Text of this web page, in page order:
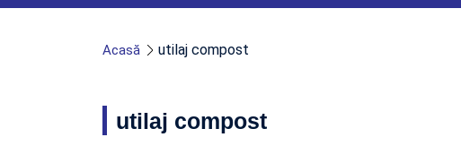
Acasă utilaj compost
utilaj compost